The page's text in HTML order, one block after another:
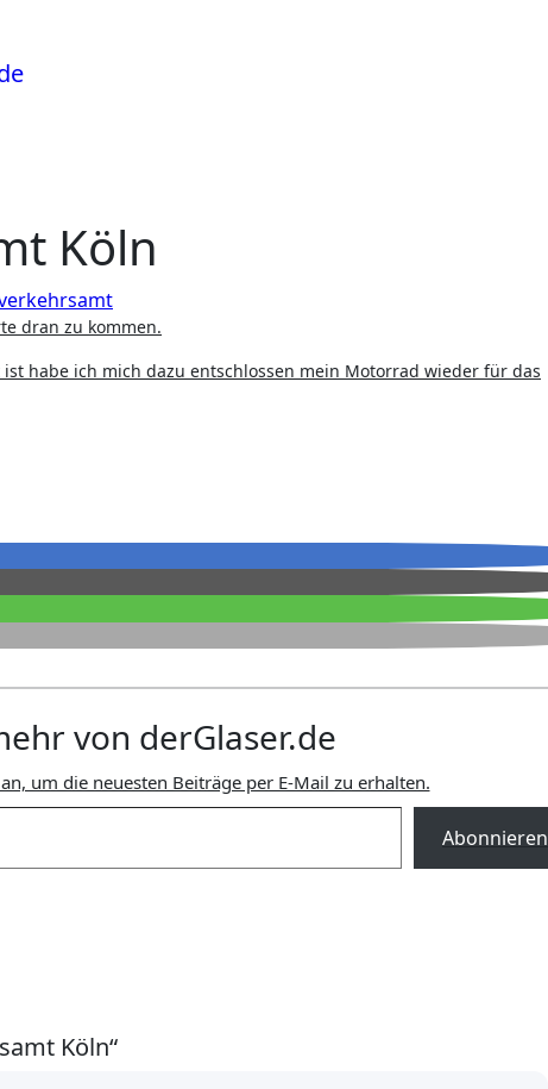
Köln
dran zu kommen.
habe ich mich dazu entschlossen mein Motorrad wieder für das
von derGlaser.de
um die neuesten Beiträge per E-Mail zu erhalten.
Abonnieren
Köln“